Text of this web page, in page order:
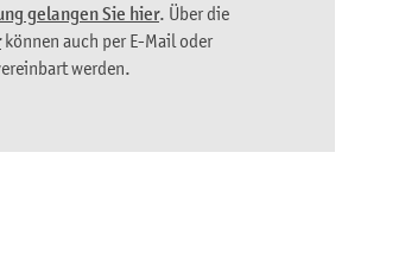
gelangen Sie hier. Über die
können auch per E-Mail oder
werden.